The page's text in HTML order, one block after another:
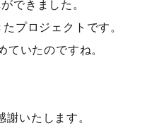
できました。
プロジェクトです。
ていたのですね。
いたします。